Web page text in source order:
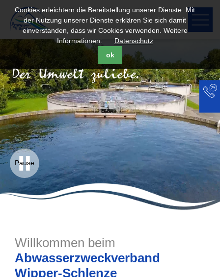
Cookies erleichtern die Bereitstellung unserer Dienste. Mit
der Nutzung unserer Dienste erklären Sie sich damit
einverstanden, dass wir Cookies verwenden. Weitere
Informationen:
Datenschutz
ok
Pause
Der Umwelt zuliebe.
Willkommen beim
Abwasserzweckverband
Wipper-Schlenze